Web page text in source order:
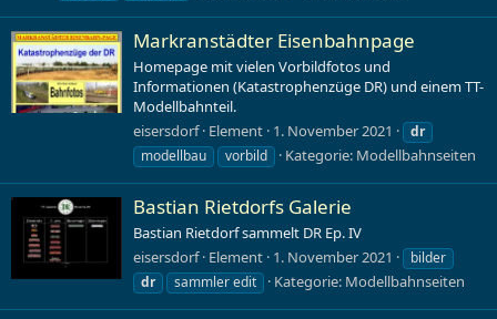
Markranstädter Eisenbahnpage
Homepage mit vielen Vorbildfotos und
Informationen (Katastrophenzüge DR) und einem TT-
Modellbahnteil.
eisersdorf Element 1. November 2021
dr
modellbau
vorbild Kategorie: Modellbahnseiten
Bastian Rietdorfs Galerie
Bastian Rietdorf sammelt DR Ep. IV
eisersdorf Element 1. November 2021
bilder
dr
sammler edit Kategorie: Modellbahnseiten